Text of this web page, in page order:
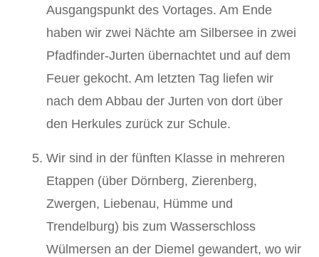
Ausgangspunkt des Vortages. Am Ende
haben wir zwei Nächte am Silbersee in zwei
Pfadfinder-Jurten übernachtet und auf dem
Feuer gekocht. Am letzten Tag liefen wir
nach dem Abbau der Jurten von dort über
den Herkules zurück zur Schule.
Wir sind in der fünften Klasse in mehreren
Etappen (über Dörnberg, Zierenberg,
Zwergen, Liebenau, Hümme und
Trendelburg) bis zum Wasserschloss
Wülmersen an der Diemel gewandert, wo wir